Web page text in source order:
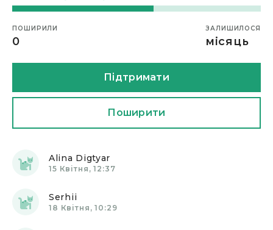
ПОШИРИЛИ
0
ЗАЛИШИЛОСЯ
місяць
Підтримати
Поширити
08 Квітня, 12:14
Alina Digtyar
10 Квітня, 12:33
14 Квітня, 15:09
Alina Digtyar
15 Квітня, 12:37
Serhii
18 Квітня, 10:29